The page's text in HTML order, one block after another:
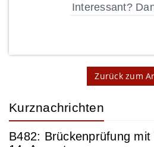
Interessant?
Zurück zum
Kurznachrichten
B482: Brückenprüfung mit